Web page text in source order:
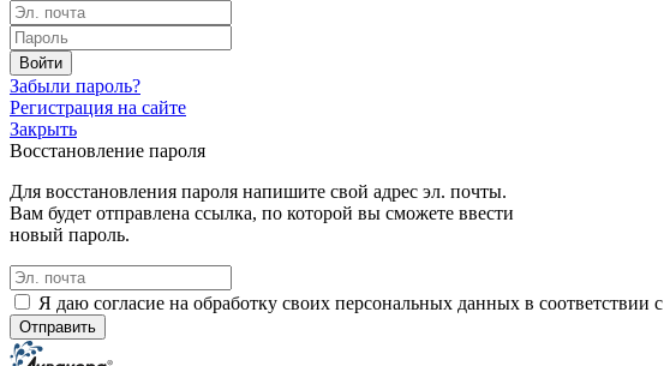
Забыли пароль?
Регистрация на сайте
Закрыть
Восстановление пароля
Для восстановления пароля напишите свой адрес эл. почты.
Вам будет отправлена ссылка, по которой вы сможете ввести
новый пароль.
Я даю согласие на обработку своих персональных данных в соответствии с